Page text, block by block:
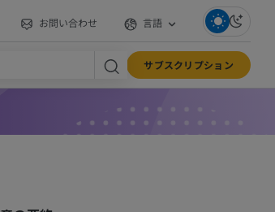
お問い合わせ 言語
サブスクリプション